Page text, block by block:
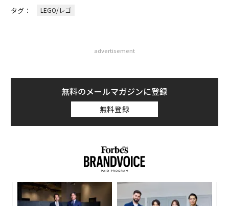
タグ： LEGO/レゴ
advertisement
無料のメールマガジンに登録
無料登録